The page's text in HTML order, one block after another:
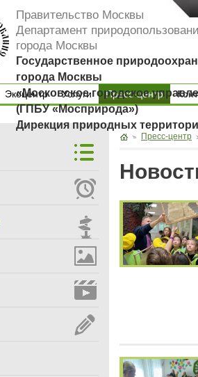
Правительство Москвы
Департамент
города Москвы
Государственное
города Москвы
«Московское городское
(ГПБУ «Мосприрода»)
Дирекция природных
Экоцентр
Экоцентр
Услуги
Услуги
Пресс-центр
Пресс-центр